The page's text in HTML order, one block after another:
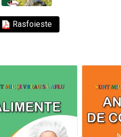
Rasfoieste